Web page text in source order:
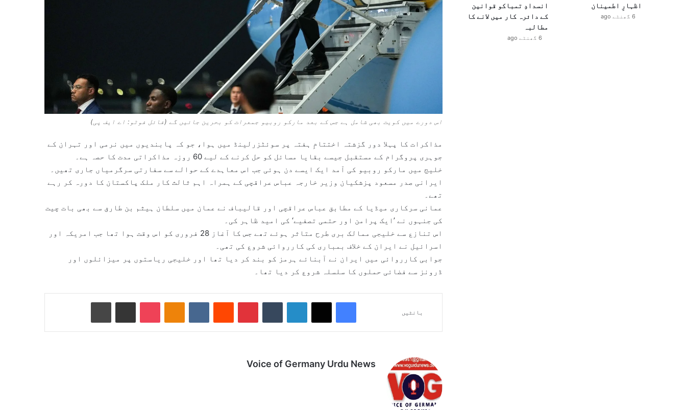
اس دورے میں کویت بھی شامل ہے جس کے بعد مارکو روبیو جمعرات کو بحرین جائیں گے (فائل فوٹو: اے ایف پی)
مذاکرات کا پہلا دور گزشتہ اختتامِ ہفتہ پر سوئٹزرلینڈ میں ہوا، جو کہ پابندیوں میں نرمی اور تہران کے
جوہری پروگرام کے مستقبل جیسے بقایا مسائل کو حل کرنے کے لیے 60 روزہ مذاکراتی مدت کا حصہ ہے۔
خلیج میں مارکو روبیو کی آمد ایک ایسے دن ہوئی جب اس معاہدے کے حوالے سے سفارتی سرگرمیاں جاری تھیں۔
ایرانی صدر مسعود پزشکیان وزیر خارجہ عباس عراقچی کے ہمراہ اہم ثالث کار ملک پاکستان کا دورہ کر رہے
تھے۔
عمانی سرکاری میڈیا کے مطابق عباس عراقچی اور قالیباف نے عمان میں سلطان ہیثم بن طارق سے بھی بات چیت
کی جنہوں نے ’ایک پرامن اور حتمی تصفیے‘ کی امید ظاہر کی۔
اس تنازع سے خلیجی ممالک بری طرح متاثر ہوئے تھے جس کا آغاز 28 فروری کو اس وقت ہوا تھا جب امریکہ اور
اسرائیل نے ایران کے خلاف بمباری کی کارروائی شروع کی تھی۔
جوابی کارروائی میں ایران نے آبنائے ہرمز کو بند کر دیا تھا اور خلیجی ریاستوں پر میزائلوں اور
ڈرونز سے فضائی حملوں کا سلسلہ شروع کر دیا تھا۔
بانٹیں
X
LinkedIn
VKontakte ای میل کے ذریعے شیئر کریں
Voice of Germany Urdu News
اظہارِ اطمینان
6 گھنٹے ago
انسدادِ تمباکو قوانین
کے دائرہ کار میں لانے کا
مطالبہ
6 گھنٹے ago